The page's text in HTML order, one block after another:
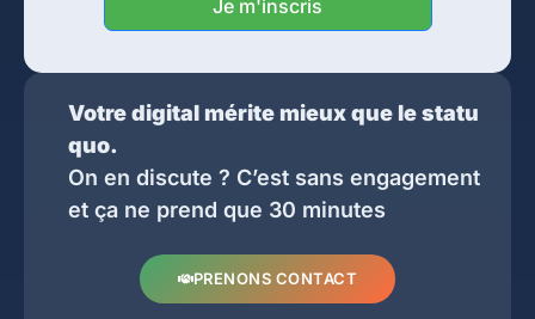
Je m'inscris
Votre digital mérite mieux que le statu
quo.
On en discute ? C’est sans engagement
et ça ne prend que 30 minutes
PRENONS CONTACT